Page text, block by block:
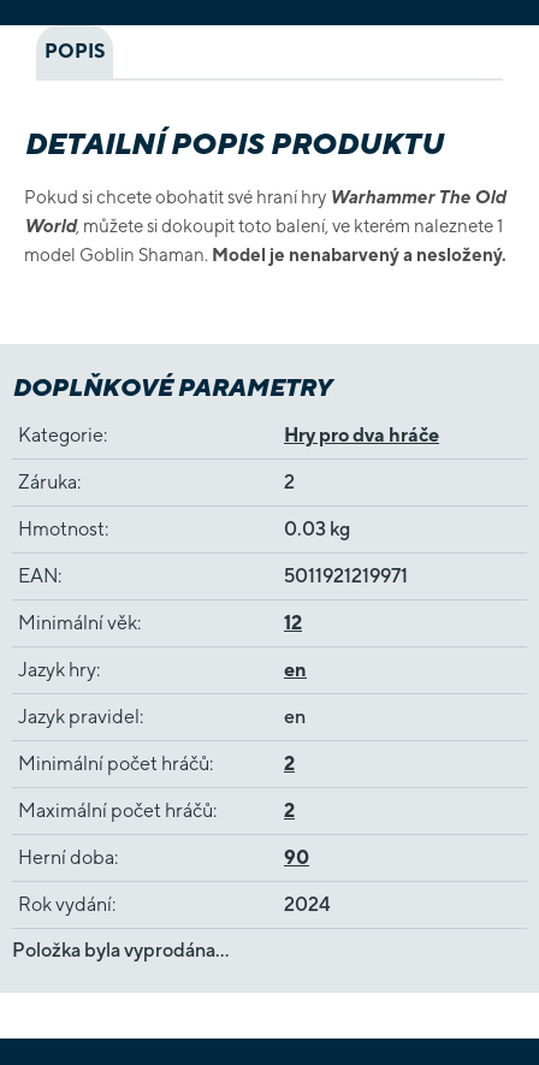
POPIS
DETAILNÍ POPIS PRODUKTU
Pokud si chcete obohatit své hraní hry Warhammer The Old
World, můžete si dokoupit toto balení, ve kterém naleznete 1
model Goblin Shaman. Model je nenabarvený a nesložený.
DOPLŇKOVÉ PARAMETRY
Kategorie: Hry pro dva hráče
Záruka: 2
Hmotnost: 0.03 kg
EAN: 5011921219971
Minimální věk: 12
Jazyk hry: en
Jazyk pravidel: en
Minimální počet hráčů: 2
Maximální počet hráčů: 2
Herní doba: 90
Rok vydání:
2024
Položka byla vyprodána…